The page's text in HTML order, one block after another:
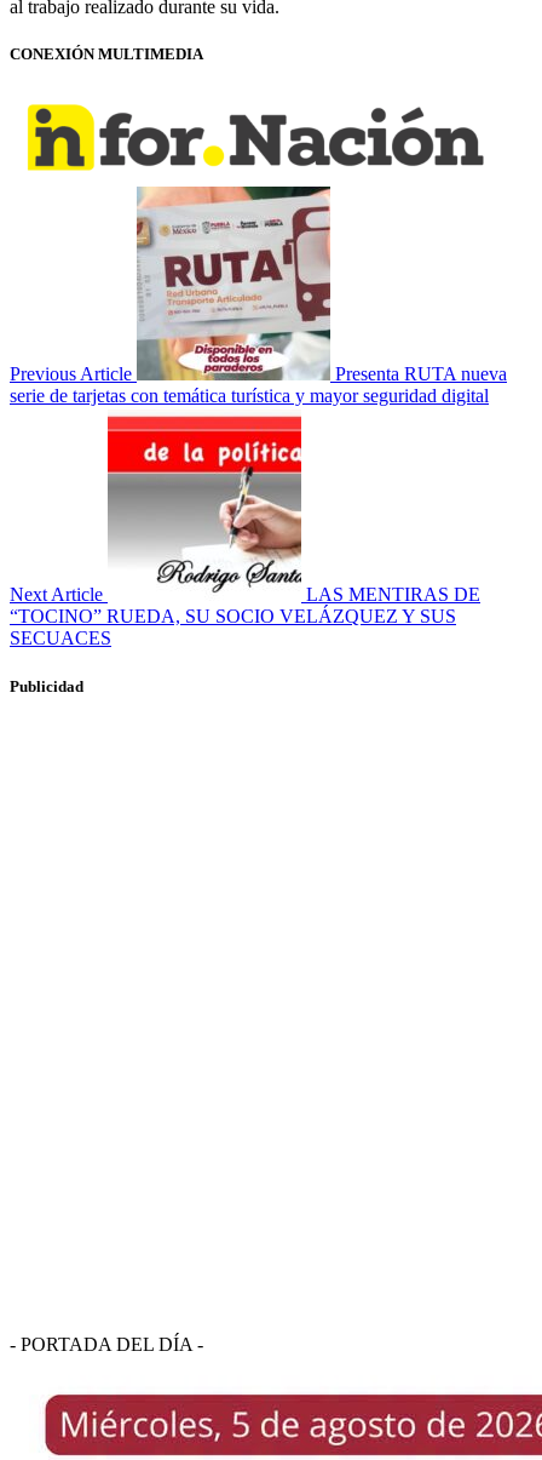
al trabajo realizado durante su vida.
CONEXIÓN MULTIMEDIA
Previous Article
Presenta RUTA nueva
serie de tarjetas con temática turística y mayor seguridad digital
Next Article
LAS MENTIRAS DE
“TOCINO” RUEDA, SU SOCIO VELÁZQUEZ Y SUS
SECUACES
Publicidad
- PORTADA DEL DÍA -